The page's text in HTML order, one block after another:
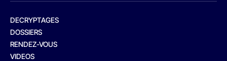
DECRYPTAGES
DOSSIERS
RENDEZ-VOUS
VIDEOS